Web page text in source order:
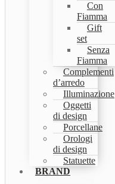
Con
Fiamma
Gift
set
Senza
Fiamma
Complementi
d’arredo
Illuminazione
Oggetti
di design
Porcellane
Orologi
di design
Statuette
BRAND